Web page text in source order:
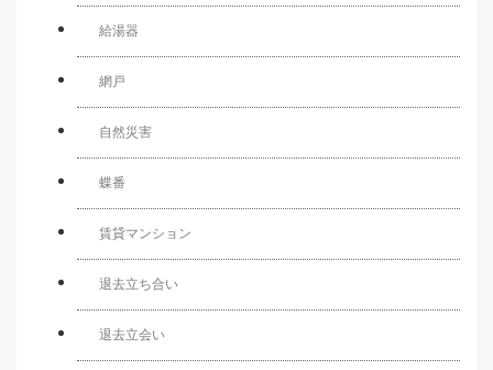
給湯器
網戸
自然災害
蝶番
賃貸マンション
退去立ち合い
退去立会い